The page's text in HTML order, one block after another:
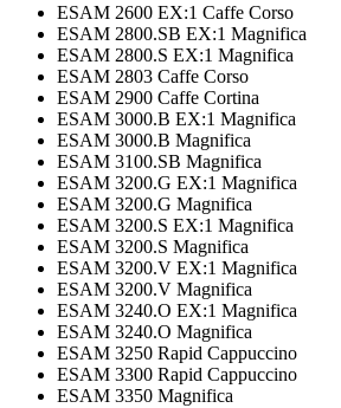
ESAM 2600 EX:1 Caffe Corso
ESAM 2800.SB EX:1 Magnifica
ESAM 2800.S EX:1 Magnifica
ESAM 2803 Caffe Corso
ESAM 2900 Caffe Cortina
ESAM 3000.B EX:1 Magnifica
ESAM 3000.B Magnifica
ESAM 3100.SB Magnifica
ESAM 3200.G EX:1 Magnifica
ESAM 3200.G Magnifica
ESAM 3200.S EX:1 Magnifica
ESAM 3200.S Magnifica
ESAM 3200.V EX:1 Magnifica
ESAM 3200.V Magnifica
ESAM 3240.O EX:1 Magnifica
ESAM 3240.O Magnifica
ESAM 3250 Rapid Cappuccino
ESAM 3300 Rapid Cappuccino
ESAM 3350 Magnifica